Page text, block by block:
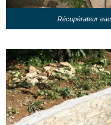
Récupérateur